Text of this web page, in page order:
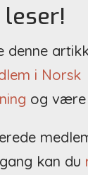
denne
i Norsk
og være
kan du